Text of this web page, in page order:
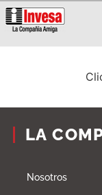
LA
Nosotros